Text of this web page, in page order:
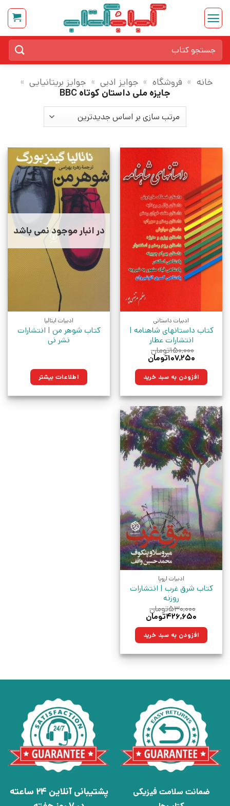
Skip
content
برای:
خانه » فروشگاه » جوایز ادبی » جوایز بریتانیایی »
جایزه ملی داستان کوتاه BBC
ادبیات داستانی
کتاب داستانهای شاهنامه |
انتشارات عطار
۱۵۰,۰۰۰تومان
قیمت
۱۵۰,۰۰۰تومان
بود.
۱۰۷,۲۵۰تومان
۱۰۷,۲۵۰تومان.افزودن به سبد خرید
در انبار موجود نمی باشد
ادبیات ایتالیا
کتاب شوهر من | انتشارات
نشر نی
اطلاعات بیشتر
ادبیات اروپا
کتاب شرق غرب | انتشارات
روزنه
۵۳۰,۰۰۰تومان
قیمت
۵۳۰,۰۰۰تومان
بود.
۴۲۶,۶۵۰تومان
۴۲۶,۶۵۰تومان.افزودن به سبد خرید
ضمانت سلامت فیزیکی
پشتیبانی آنلاین 24 ساعته